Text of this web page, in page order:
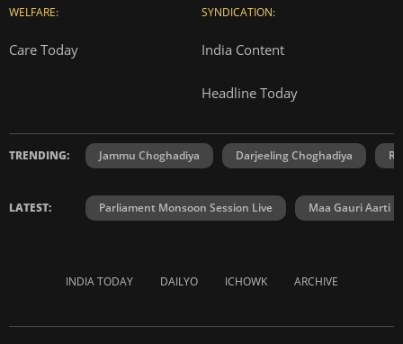
WELFARE:
Care Today
SYNDICATION:
India Content
Headline Today
TRENDING: Jammu Choghadiya Darjeeling Choghadiya
LATEST: Parliament Monsoon Session Live Maa Gauri Aarti
INDIA TODAY DAILYO ICHOWK ARCHIVE